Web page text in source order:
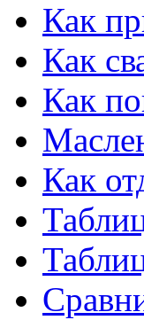
Как
Как
Как
Как